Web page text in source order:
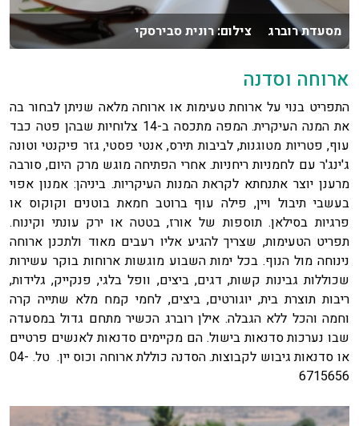
מסעדת רוברג צילום: רונית סבירסקי
ארוחה וסדנה
התפריט בנוי על ארוחת טעימות או ארוחה מלאה שניתן לבחור בה
את המנה העיקרית. המפה מתכסה ב-14 צלוחיות שבהן פטה כבד
עוף, פטריות מטוגנות, לביבות תירס, אנטי פסטי, גזר פיקנטי וטונה
ג'ינג'ר עם לחמניות ריחניות. אחרי הפתיחה מוגש מרק היום, סורבה
מרענן יוצר אתנחתא לקראת המנות העיקריות. ביניהן: אמנון אפוי
בעשבי תיבול ויין, פילה עוף ברוטב חמאת בוטנים וקוקוס או
פרגיות בסילאן. תוספות של אורז, בטטה או ירק עונתי וקינוח.
תפריט הטעימות, שצריך להגיע אליו רעבים מאוד ולתכנן ארוחה
נינוחה מול הנוף. בכל ימות השבוע מוגשות ארוחות בוקר עשירות
שכוללות גבינות קשות, דגים, ביצים, וופל בלגי, פנקייק, גלידות,
ריבות תוצרת בית, יוגורטים, ביצים, לחמי קמח מלא שתייה קרה
וחמה והכל ללא הגבלה. אילן רוברג הכשיר מתחם גדול במסעדה
שבו נערכות סדנאות בישול. הם מקיימים סדנאות לאנשים פרטיים
או סדנאות גיבוש לקבוצות. הסדנה כוללת ארוחה וכוס יין. טל. 04-
6715656